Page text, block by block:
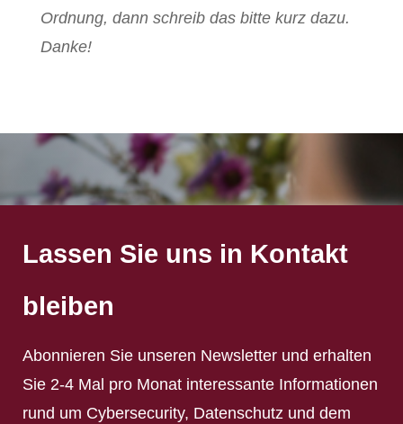
Ordnung, dann schreib das bitte kurz dazu.
Danke!
Lassen Sie uns in Kontakt
bleiben
Abonnieren Sie unseren Newsletter und erhalten
Sie 2-4 Mal pro Monat interessante Informationen
rund um Cybersecurity, Datenschutz und dem